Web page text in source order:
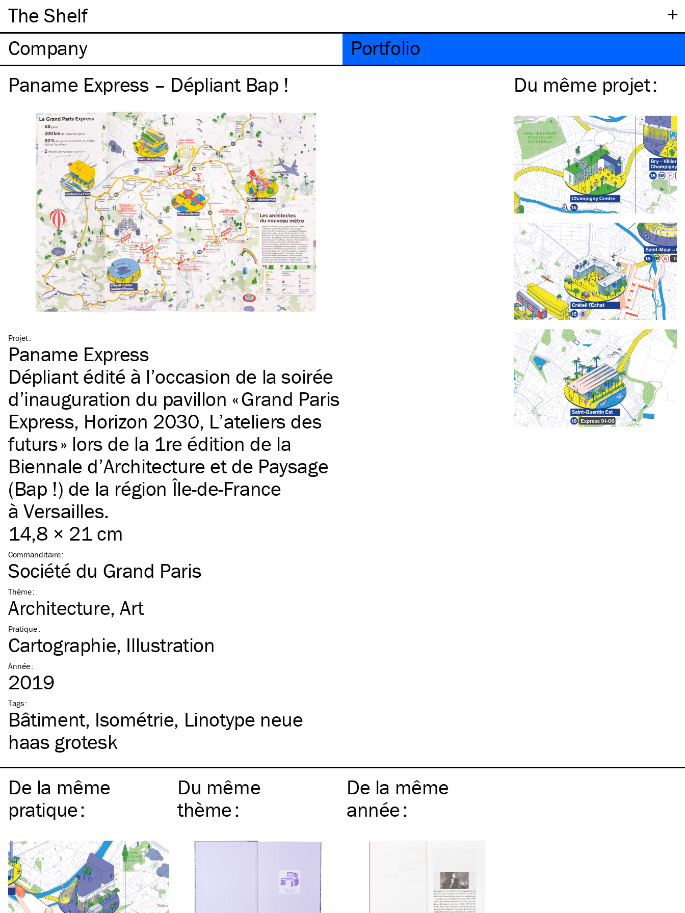
+
The Shelf
Company
Portfolio
Paname Express – Dépliant Bap !
Projet:
Paname Express
Dépliant édité à l’occasion de la soirée
d’inauguration du pavillon « Grand Paris
Express, Horizon 2030, L’ateliers des
futurs » lors de la 1re édition de la
Biennale d’Architecture et de Paysage
(Bap !) de la région Île-de-France
à Versailles.
14,8 × 21 cm
Commanditaire:
Société du Grand Paris
Thème:
Architecture Art
Pratique:
Cartographie Illustration
Année:
2019
Tags:
Bâtiment Isométrie Linotype neue
haas grotesk
Du même projet:
De la même
pratique:
Du même
thème:
De la même
année: